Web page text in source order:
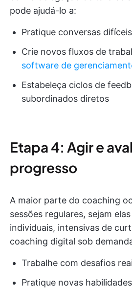
pode ajudá-lo a:
Pratique conversas difíceis
Crie novos fluxos de
software de
Estabeleça ciclos de
subordinados diretos
Etapa 4: Agir e
progresso
A maior parte do coaching
sessões regulares, sejam
individuais, intensivas de
coaching digital sob
Trabalhe com desafios
Pratique novas